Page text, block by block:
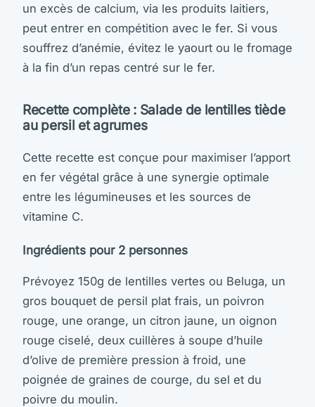
un excès de calcium, via les produits laitiers,
peut entrer en compétition avec le fer. Si vous
souffrez d’anémie, évitez le yaourt ou le fromage
à la fin d’un repas centré sur le fer.
Recette complète : Salade de lentilles tiède
au persil et agrumes
Cette recette est conçue pour maximiser l’apport
en fer végétal grâce à une synergie optimale
entre les légumineuses et les sources de
vitamine C.
Ingrédients pour 2 personnes
Prévoyez 150g de lentilles vertes ou Beluga, un
gros bouquet de persil plat frais, un poivron
rouge, une orange, un citron jaune, un oignon
rouge ciselé, deux cuillères à soupe d’huile
d’olive de première pression à froid, une
poignée de graines de courge, du sel et du
poivre du moulin.